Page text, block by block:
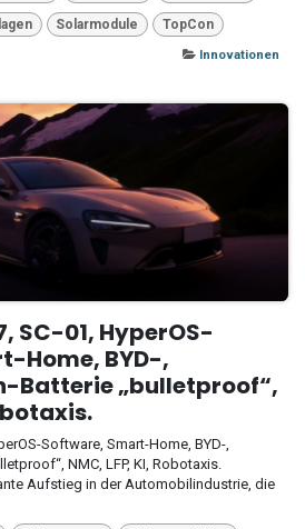
Solarmodule
TopCon
Innovationen
SC-01, HyperOS-
Home, BYD-,
Batterie „bulletproof“,
Software, Smart-Home, BYD-,
NMC, LFP, KI, Robotaxis.
Aufstieg in der Automobilindustrie, die